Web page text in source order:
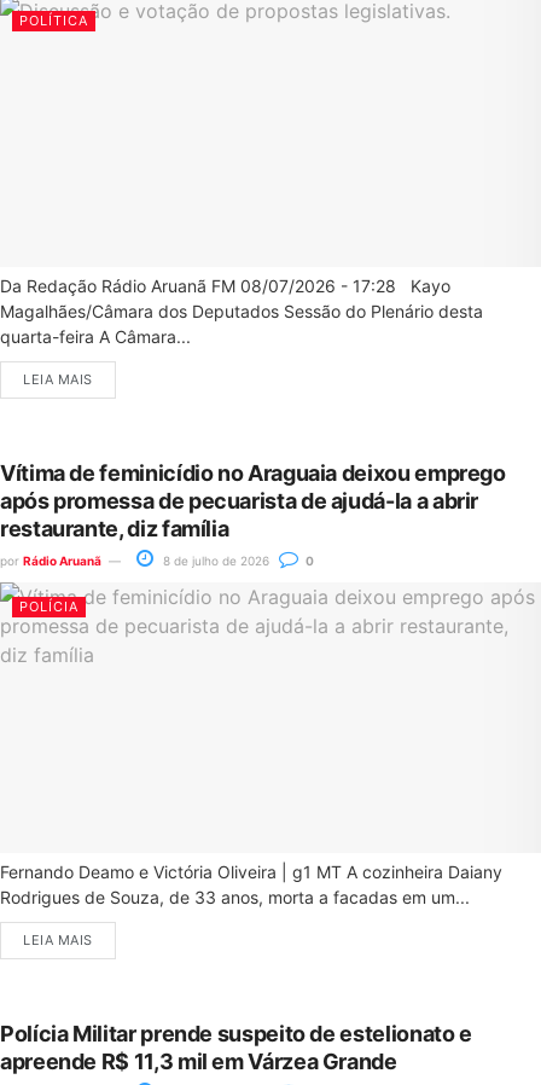
POLÍTICA
Da Redação Rádio Aruanã FM 08/07/2026 - 17:28 Kayo
Magalhães/Câmara dos Deputados Sessão do Plenário desta
quarta-feira A Câmara...
LEIA MAIS
Vítima de feminicídio no Araguaia deixou emprego
após promessa de pecuarista de ajudá-la a abrir
restaurante, diz família
por Rádio Aruanã 8 de julho de 2026 0
POLÍCIA
Fernando Deamo e Victória Oliveira | g1 MT A cozinheira Daiany
Rodrigues de Souza, de 33 anos, morta a facadas em um...
LEIA MAIS
Polícia Militar prende suspeito de estelionato e
apreende R$ 11,3 mil em Várzea Grande